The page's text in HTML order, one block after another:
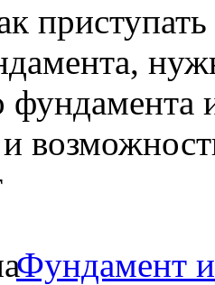
Фундамент